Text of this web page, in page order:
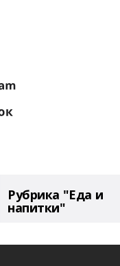
Рубрика "Еда и
напитки"